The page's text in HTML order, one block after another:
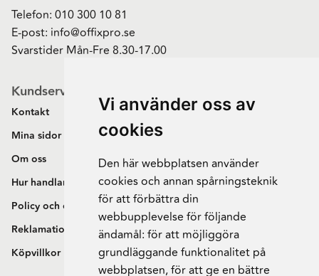
Vi använder oss av
cookies
Den här webbplatsen använder
cookies och annan spårningsteknik
för att förbättra din
webbupplevelse för följande
ändamål: för att möjliggöra
grundläggande funktionalitet på
webbplatsen,för att ge en bättre
Telefon: 010 300 10 81
E-post: info@offixpro.se
Svarstider Mån-Fre 8.30-17.00
Kundservice
Kontakt
Mina sidor
Om oss
Hur handlar jag?
Policy och cookies
Reklamation och retur
Köpvillkor